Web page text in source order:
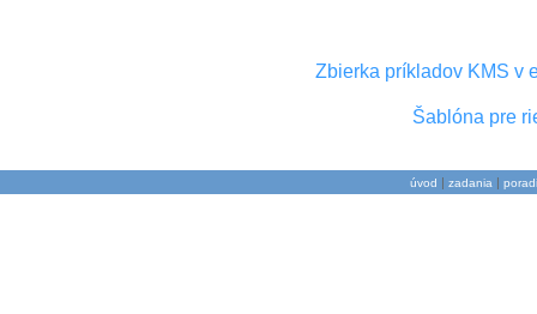
Zbierka príkladov KMS v
Šablóna pre
úvod | zadania |